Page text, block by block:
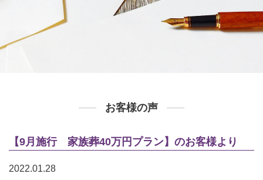
お客様の声
【9月施行 家族葬40万円プラン】のお客様より
2022.01.28